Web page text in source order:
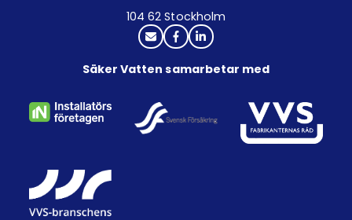
104 62 Stockholm
Säker Vatten samarbetar med